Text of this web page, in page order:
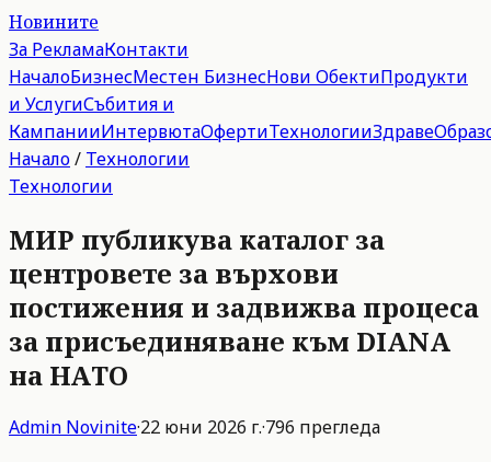
Новините
За РекламаКонтакти
НачалоБизнесМестен БизнесНови ОбектиПродукти
и УслугиСъбития и
КампанииИнтервютаОфертиТехнологииЗдраве
Начало/ Технологии
Технологии
МИР публикува каталог за
центровете за върхови
постижения и задвижва процеса
за присъединяване към DIANA
на НАТО
Admin Novinite·22 юни 2026 г.·796 прегледа